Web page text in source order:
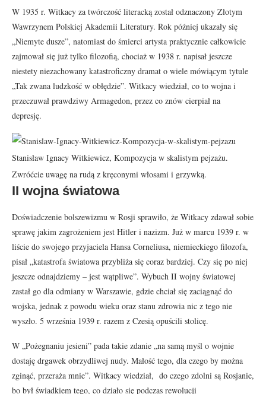
W 1935 r. Witkacy za twórczość literacką został odznaczony Złotym
Wawrzynem Polskiej Akademii Literatury. Rok później ukazały się
„Niemyte dusze”, natomiast do śmierci artysta praktycznie całkowicie
zajmował się już tylko filozofią, chociaż w 1938 r. napisał jeszcze
niestety niezachowany katastroficzny dramat o wiele mówiącym tytule
„Tak zwana ludzkość w obłędzie”. Witkacy wiedział, co to wojna i
przeczuwał prawdziwy Armagedon, przez co znów cierpiał na
depresję.
Stanisław Ignacy Witkiewicz, Kompozycja w skalistym pejzażu.
Zwróćcie uwagę na rudą z kręconymi włosami i grzywką.
II wojna światowa
Doświadczenie bolszewizmu w Rosji sprawiło, że Witkacy zdawał sobie
sprawę jakim zagrożeniem jest Hitler i nazizm. Już w marcu 1939 r. w
liście do swojego przyjaciela Hansa Corneliusa, niemieckiego filozofa,
pisał „katastrofa światowa przybliża się coraz bardziej. Czy się po niej
jeszcze odnajdziemy – jest wątpliwe”. Wybuch II wojny światowej
zastał go dla odmiany w Warszawie, gdzie chciał się zaciągnąć do
wojska, jednak z powodu wieku oraz stanu zdrowia nic z tego nie
wyszło. 5 września 1939 r. razem z Czesią opuścili stolicę.
W „Pożegnaniu jesieni” pada takie zdanie „na samą myśl o wojnie
dostaję drgawek obrzydliwej nudy. Małość tego, dla czego by można
zginąć, przeraża mnie”. Witkacy wiedział, do czego zdolni są Rosjanie,
bo był świadkiem tego, co działo się podczas rewolucji